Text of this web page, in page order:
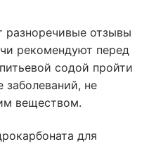
разноречивые отзывы
рекомендуют перед
содой пройти
заболеваний, не
веществом.
для